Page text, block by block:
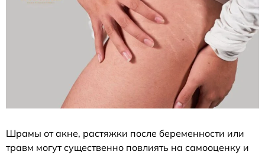
Шрамы от акне, растяжки после беременности или
травм могут существенно повлиять на самооценку и